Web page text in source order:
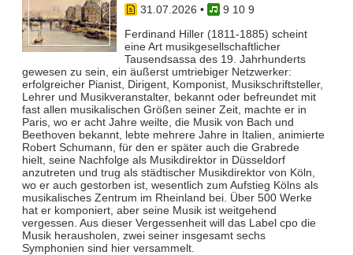
31.07.2026 •
9 10 9
Ferdinand Hiller (1811-1885) scheint
eine Art musikgesellschaftlicher
Tausendsassa des 19. Jahrhunderts
gewesen zu sein, ein äußerst umtriebiger Netzwerker:
erfolgreicher Pianist, Dirigent, Komponist, Musikschriftsteller,
Lehrer und Musikveranstalter, bekannt oder befreundet mit
fast allen musikalischen Größen seiner Zeit, machte er in
Paris, wo er acht Jahre weilte, die Musik von Bach und
Beethoven bekannt, lebte mehrere Jahre in Italien, animierte
Robert Schumann, für den er später auch die Grabrede
hielt, seine Nachfolge als Musikdirektor in Düsseldorf
anzutreten und trug als städtischer Musikdirektor von Köln,
wo er auch gestorben ist, wesentlich zum Aufstieg Kölns als
musikalisches Zentrum im Rheinland bei. Über 500 Werke
hat er komponiert, aber seine Musik ist weitgehend
vergessen. Aus dieser Vergessenheit will das Label cpo die
Musik herausholen, zwei seiner insgesamt sechs
Symphonien sind hier versammelt.